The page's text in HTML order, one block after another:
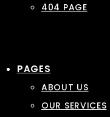
404 PAGE
PAGES
ABOUT US
OUR SERVICES